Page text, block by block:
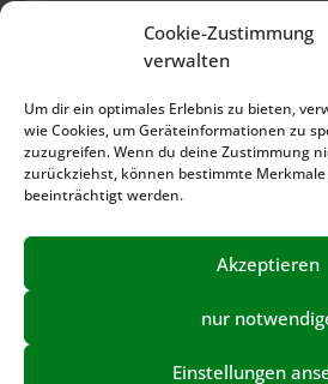
Cookie-Zustimmung
verwalten
Um dir ein optimales Erlebnis zu bieten,
wie Cookies, um Geräteinformationen zu
zuzugreifen. Wenn du deine Zustimmung
zurückziehst, können bestimmte
beeinträchtigt werden.
Akzeptieren
nur
Einstellungen
Worauf
Gestalte